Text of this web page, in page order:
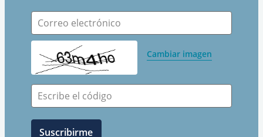
Correo electrónico
Cambiar imagen
Escribe el código